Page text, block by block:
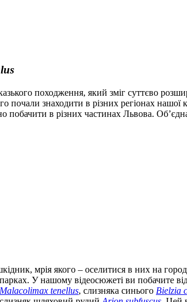
походження, який зміг суттєво
почали знаходити в різних регіонах
побачити в різних частинах Львова.
мрія якого – оселитися в них на
У нашому відеосюжеті ви побачите
Malacolimax tenellus, слизняка синього Bielzia